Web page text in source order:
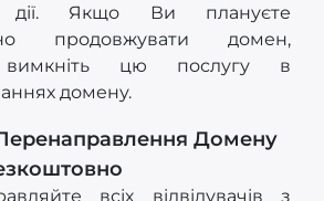
дії. Якщо Ви плануєте
продовжувати домен,
вимкніть цю послугу в
домену.
Домену
всіх відвідувачів з